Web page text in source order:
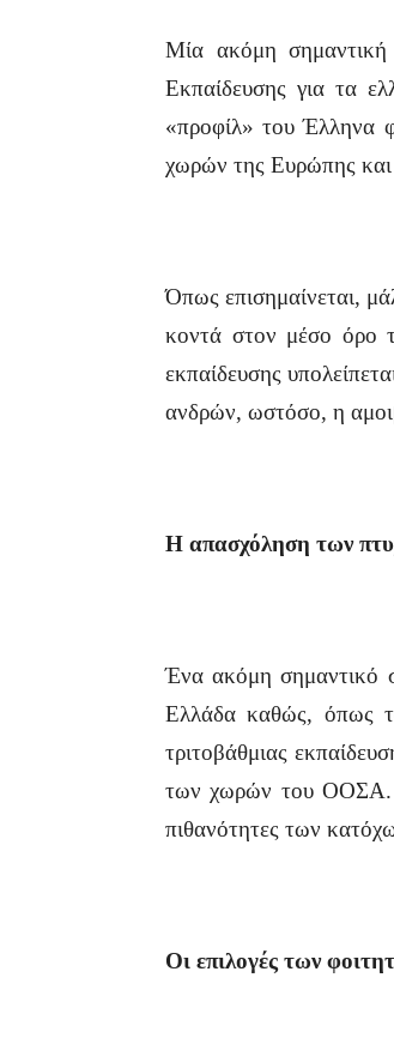
Μία ακόμη σημαντική
Εκπαίδευσης για τα
«προφίλ» του Έλληνα
χωρών της Ευρώπης
Όπως επισημαίνεται,
κοντά στον μέσο όρο
εκπαίδευσης
ανδρών, ωστόσο, η
Η απασχόληση των
Ένα ακόμη σημαντικό
Ελλάδα καθώς, όπως
τριτοβάθμιας
των χωρών του ΟΟΣΑ.
πιθανότητες των
Οι επιλογές των